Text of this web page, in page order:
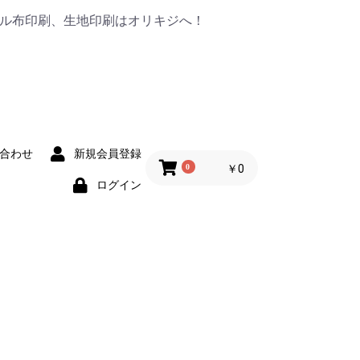
布印刷、生地印刷はオリキジへ！
わせ 新規会員登録
ログイン
0 ￥0